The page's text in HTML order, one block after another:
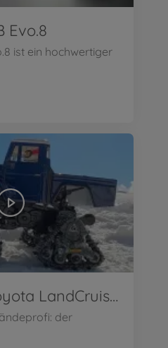
Evo.8
ist ein hochwertiger
Tamiya 1:10 Toyota LandCruiser 40
der